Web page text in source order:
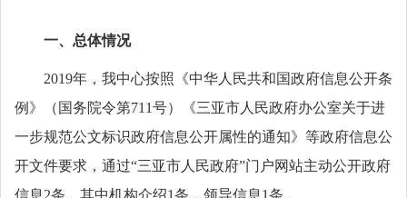
一、 总体情况
2019年，我中心按照《中华人民共和国政府信息公开条
例》（国务院令第711号）《三亚市人民政府办公室关于进
一步规范公文标识政府信息公开属性的通知》等政府信息公
开文件要求，通过“三亚市人民政府”门户网站主动公开政府
信息2条。其中机构介绍1条，领导信息1条。